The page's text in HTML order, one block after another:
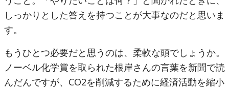
しっかりとした答えを持つことが大事なのだと思いま
す。
もうひとつ必要だと思うのは、柔軟な頭でしょうか。
ノーベル化学賞を取られた根岸さんの言葉を新聞で読
んだんですが、CO2を削減するために経済活動を縮小